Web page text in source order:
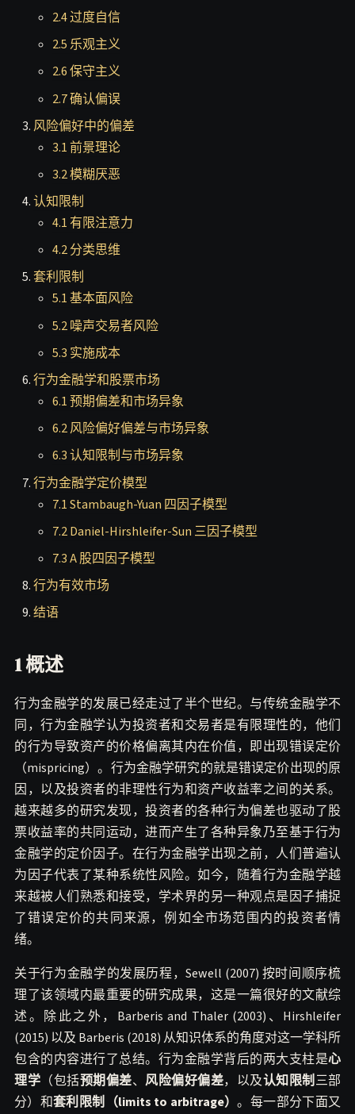
2.4 过度自信
2.5 乐观主义
2.6 保守主义
2.7 确认偏误
风险偏好中的偏差
3.1 前景理论
3.2 模糊厌恶
认知限制
4.1 有限注意力
4.2 分类思维
套利限制
5.1 基本面风险
5.2 噪声交易者风险
5.3 实施成本
行为金融学和股票市场
6.1 预期偏差和市场异象
6.2 风险偏好偏差与市场异象
6.3 认知限制与市场异象
行为金融学定价模型
7.1 Stambaugh-Yuan 四因子模型
7.2 Daniel-Hirshleifer-Sun 三因子模型
7.3 A 股四因子模型
行为有效市场
结语
1 概述
行为金融学的发展已经走过了半个世纪。与传统金融学不
同，行为金融学认为投资者和交易者是有限理性的，他们
的行为导致资产的价格偏离其内在价值，即出现错误定价
（mispricing）。行为金融学研究的就是错误定价出现的原
因，以及投资者的非理性行为和资产收益率之间的关系。
越来越多的研究发现，投资者的各种行为偏差也驱动了股
票收益率的共同运动，进而产生了各种异象乃至基于行为
金融学的定价因子。在行为金融学出现之前，人们普遍认
为因子代表了某种系统性风险。如今，随着行为金融学越
来越被人们熟悉和接受，学术界的另一种观点是因子捕捉
了错误定价的共同来源，例如全市场范围内的投资者情
绪。
关于行为金融学的发展历程，Sewell (2007) 按时间顺序梳
理了该领域内最重要的研究成果，这是一篇很好的文献综
述。除此之外，Barberis and Thaler (2003)、Hirshleifer
(2015) 以及 Barberis (2018) 从知识体系的角度对这一学科所
包含的内容进行了总结。行为金融学背后的两大支柱是心
理学 （包括预期偏差、 风险偏好偏差，以及认知限制三部
分）和套利限制（limits to arbitrage）。每一部分下面又